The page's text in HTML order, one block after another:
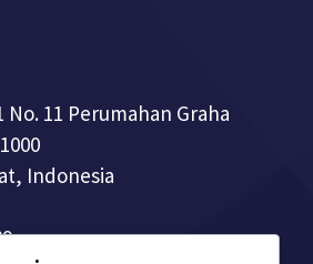
11 Perumahan Graha
Indonesia